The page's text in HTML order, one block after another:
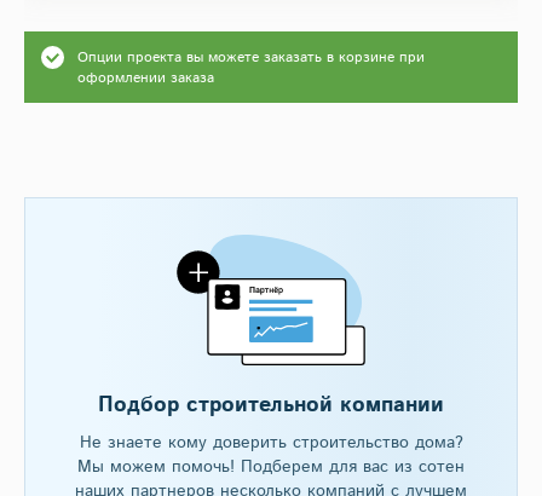
Опции проекта вы можете заказать в корзине при
оформлении заказа
Подбор строительной компании
Не знаете кому доверить строительство дома?
Мы можем помочь! Подберем для вас из сотен
наших партнеров несколько компаний с лучшем